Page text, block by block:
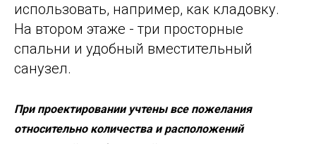
использовать, например, как кладовку.
На втором этаже - три просторные
спальни и удобный вместительный
санузел.
При проектировании учтены все пожелания
относительно количества и расположений